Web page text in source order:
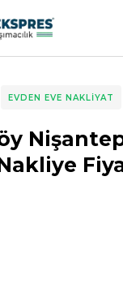
EVDEN EVE NAKLIYAT